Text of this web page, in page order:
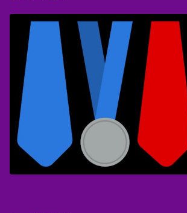
USA, pudsigt nok, efterfølgende
Los Angeles i 2028 og dette års VM